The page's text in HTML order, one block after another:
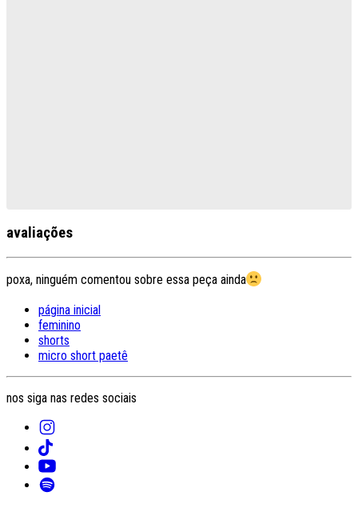
avaliações
poxa, ninguém comentou sobre essa peça ainda
página inicial
feminino
shorts
micro short paetê
nos siga nas redes sociais